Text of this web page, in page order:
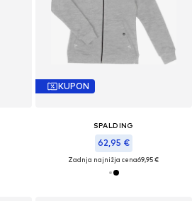
KUPON
SPALDING
62,95 €
Zadnja najnižja cena69,95 €